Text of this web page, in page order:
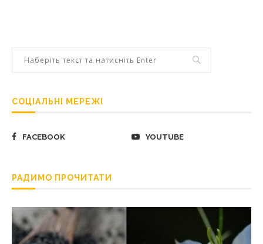
СОЦІАЛЬНІ МЕРЕЖІ
FACEBOOK YOUTUBE
РАДИМО ПРОЧИТАТИ